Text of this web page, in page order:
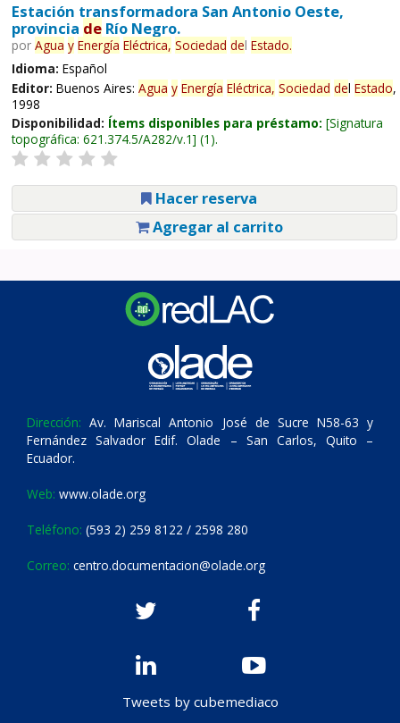
Estación transformadora San Antonio Oeste,
provincia deRío Negro.
por Agua y Energía Eléctrica, Sociedad del Estado.
Idioma: Español
Editor: Buenos Aires: Agua y Energía Eléctrica, Sociedad del Estado,
1998
Disponibilidad: Ítems disponibles para préstamo: Signatura
topográfica: 621.374.5/A282/v.1 (1).
Hacer reserva
Agregar al carrito
Dirección: Av. Mariscal Antonio José de Sucre N58-63 y
Fernández Salvador Edif. Olade – San Carlos, Quito –
Ecuador.
Web: www.olade.org
Teléfono: (593 2) 259 8122 / 2598 280
Correo: centro.documentacion@olade.org
Tweets by cubemediaco